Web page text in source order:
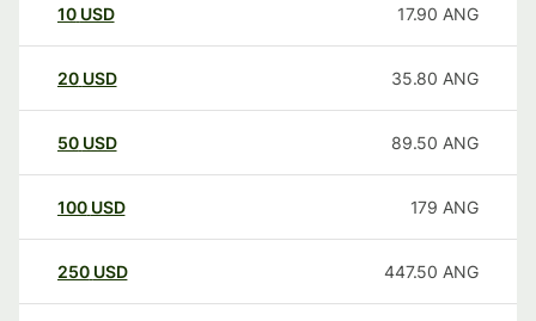
10 USD 17.90 ANG
20 USD 35.80 ANG
50 USD 89.50 ANG
100 USD 179 ANG
250 USD 447.50 ANG